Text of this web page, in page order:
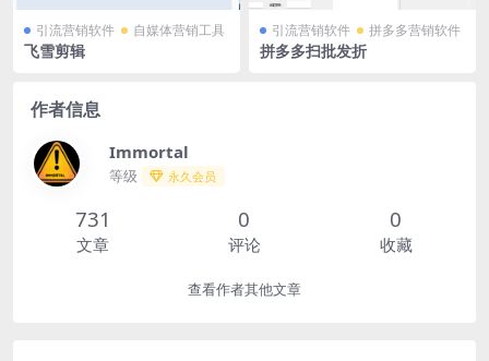
引流营销软件 自媒体营销工具
飞雪剪辑
引流营销软件 拼多多营销软件
拼多多扫批发折
作者信息
Immortal
等级 永久会员
731
文章
0
评论
0
收藏
查看作者其他文章